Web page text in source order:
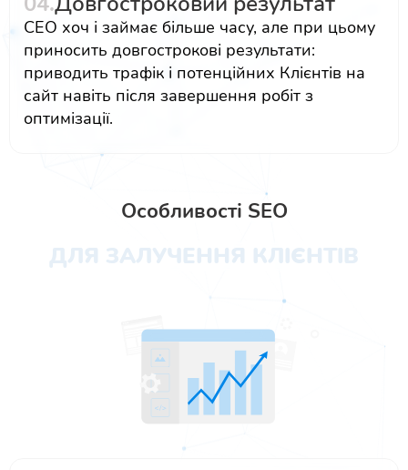
СЕО хоч і займає більше часу, але при цьому
приносить довгострокові результати:
приводить трафік і потенційних Клієнтів на
сайт навіть після завершення робіт з
оптимізації.
Особливості SEO
ДЛЯ ЗАЛУЧЕННЯ КЛІЄНТІВ